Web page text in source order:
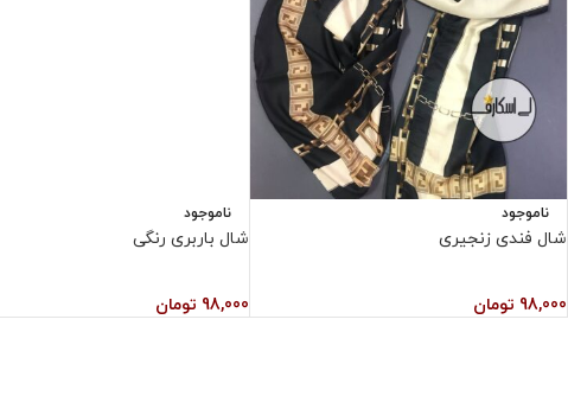
ناموجود
شال فندی زنجیری
98,000 تومان
ناموجود
شال باربری رنگی
98,000 تومان